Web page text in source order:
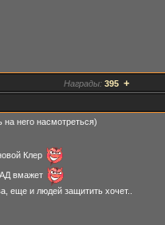
Награды: 395 +
него насмотреться)
Клер
АД вмажет
еще и людей защитить хочет..